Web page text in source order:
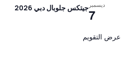
ديسمبر
7جيتكس جلوبال دبي 2026
عرض التقويم